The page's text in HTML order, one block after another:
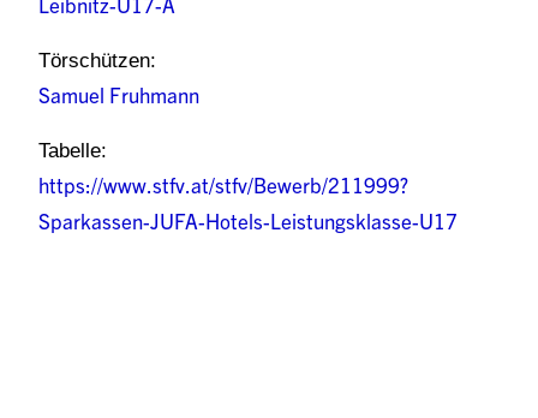
Törschützen:
Samuel Fruhmann
Tabelle:
https://www.stfv.at/stfv/Bewerb/211999?
Sparkassen-JUFA-Hotels-Leistungsklasse-U17